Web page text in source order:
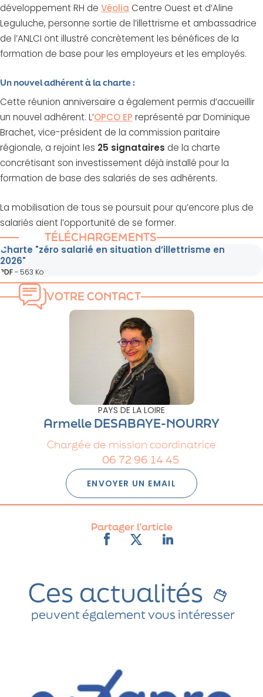
développement RH de Véolia Centre Ouest et d’Aline
Leguluche, personne sortie de l’illettrisme et ambassadrice
de l’ANLCI ont illustré concrètement les bénéfices de la
formation de base pour les employeurs et les employés.
Un nouvel adhérent à la charte :
Cette réunion anniversaire a également permis d’accueillir
un nouvel adhérent. L’OPCO EP représenté par Dominique
Brachet, vice-président de la commission paritaire
régionale, a rejoint les 25 signataires de la charte
concrétisant son investissement déjà installé pour la
formation de base des salariés de ses adhérents.
La mobilisation de tous se poursuit pour qu’encore plus de
salariés aient l’opportunité de se former.
TÉLÉCHARGEMENTS
Charte "zéro salarié en situation d’illettrisme en
2026"
PDF- 563 Ko
VOTRE CONTACT
PAYS DE LA LOIRE
Armelle DESABAYE-NOURRY
Chargée de mission coordinatrice
06 72 96 14 45
ENVOYER UN EMAIL
Partager l’article
Ces actualités
peuvent également vous intéresser